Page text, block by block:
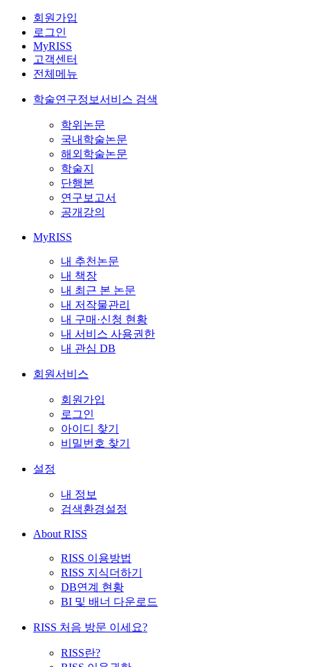
회원가입
로그인
MyRISS
고객센터
전체메뉴
학술연구정보서비스 검색
학위논문
국내학술논문
해외학술논문
학술지
단행본
연구보고서
공개강의
MyRISS
내 추천논문
내 책장
내 최근 본 논문
내 저작물관리
내 구매·신청 현황
내 서비스 사용권한
내 관심 DB
회원서비스
회원가입
로그인
아이디 찾기
비밀번호 찾기
설정
내 정보
검색환경설정
About RISS
RISS 이용방법
RISS 지식더하기
DB연계 현황
BI 및 배너 다운로드
RISS 처음 방문 이세요?
RISS란?